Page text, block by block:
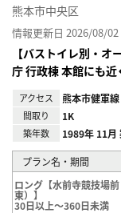
熊本市中央区
情報更新日 2026/08/02
【バストイレ別・
庁 行政棟 本館にも
アクセス 熊本市健軍
間取り 1K
築年数 1989年 11月
プラン名・期間
ロング【水前寺競技場
東）】
30日以上～360日未満